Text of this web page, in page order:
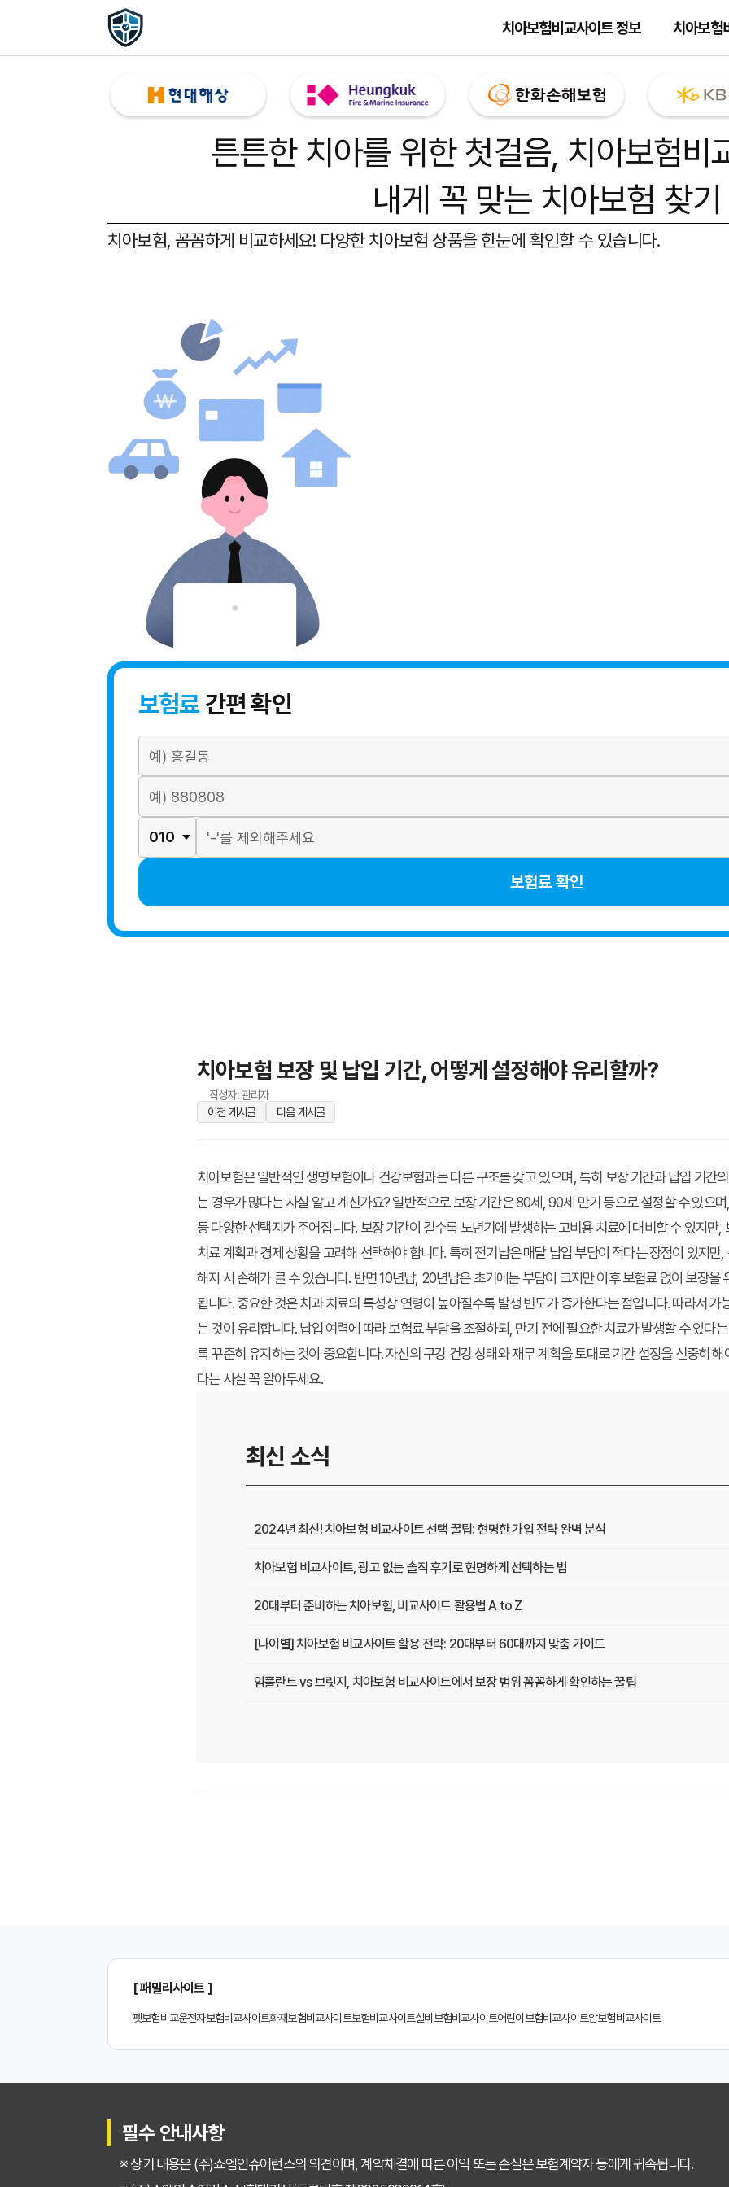
치아보험비교사이트 정보 치아보험
튼튼한 치아를 위한 첫걸음, 치아보험비
내게 꼭 맞는 치아보험 찾기
치아보험, 꼼꼼하게 비교하세요! 다양한 치아보험 상품을 한눈에 확인할 수 있습니다.
보험료간편 확인
보험료 확인
치아보험 보장 및 납입 기간, 어떻게 설정해야 유리할까?
작성자: 관리자
이전 게시글
다음 게시글
치아보험은 일반적인 생명보험이나 건강보험과는 다른 구조를 갖고 있으며, 특히 보장 기간과 납입 기간
는 경우가 많다는 사실 알고 계신가요? 일반적으로 보장 기간은 80세, 90세 만기 등으로 설정할 수 있으
등 다양한 선택지가 주어집니다. 보장 기간이 길수록 노년기에 발생하는 고비용 치료에 대비할 수 있지만
치료 계획과 경제 상황을 고려해 선택해야 합니다. 특히 전기납은 매달 납입 부담이 적다는 장점이 있지만
해지 시 손해가 클 수 있습니다. 반면 10년납, 20년납은 초기에는 부담이 크지만 이후 보험료 없이 보장을
됩니다. 중요한 것은 치과 치료의 특성상 연령이 높아질수록 발생 빈도가 증가한다는 점입니다. 따라서 가
는 것이 유리합니다. 납입 여력에 따라 보험료 부담을 조절하되, 만기 전에 필요한 치료가 발생할 수 있다
록 꾸준히 유지하는 것이 중요합니다. 자신의 구강 건강 상태와 재무 계획을 토대로 기간 설정을 신중히
다는 사실 꼭 알아두세요.
최신 소식
2024년 최신! 치아보험 비교사이트 선택 꿀팁: 현명한 가입 전략 완벽 분석
치아보험 비교사이트, 광고 없는 솔직 후기로 현명하게 선택하는 법
20대부터 준비하는 치아보험, 비교사이트 활용법 A to Z
[나이별] 치아보험 비교사이트 활용 전략: 20대부터 60대까지 맞춤 가이드
임플란트 vs 브릿지, 치아보험 비교사이트에서 보장 범위 꼼꼼하게 확인하는 꿀팁
2024년 치아보험 비교사이트 선택 가이드: 핵심 체크리스트
[ 패밀리사이트 ]
펫보험비교운전자보험비교사이트화재보험비교사이트보험비교사이트실비보험비교사이트어린이보험비교사이트암보험비교사이트
필수 안내사항
※ 상기 내용은 (주)쇼엠인슈어런스의 의견이며, 계약체결에 따른 이익 또는 손실은 보험계약자 등에게 귀속됩니다.